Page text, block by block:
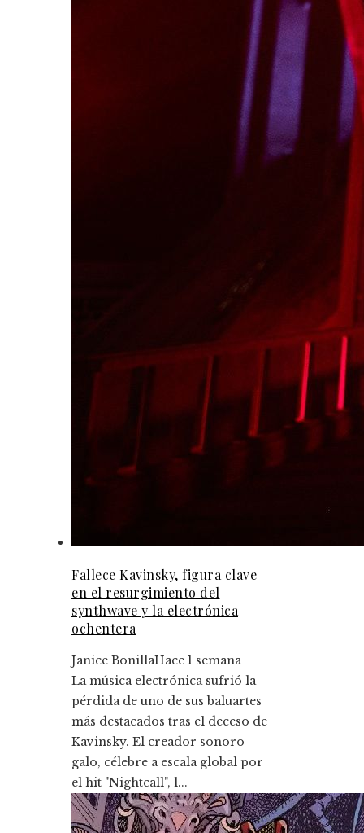
Fallece Kavinsky, figura clave
en el resurgimiento del
synthwave y la electrónica
ochentera
Janice BonillaHace 1 semana
La música electrónica sufrió la
pérdida de uno de sus baluartes
más destacados tras el deceso de
Kavinsky. El creador sonoro
galo, célebre a escala global por
el hit "Nightcall", l...